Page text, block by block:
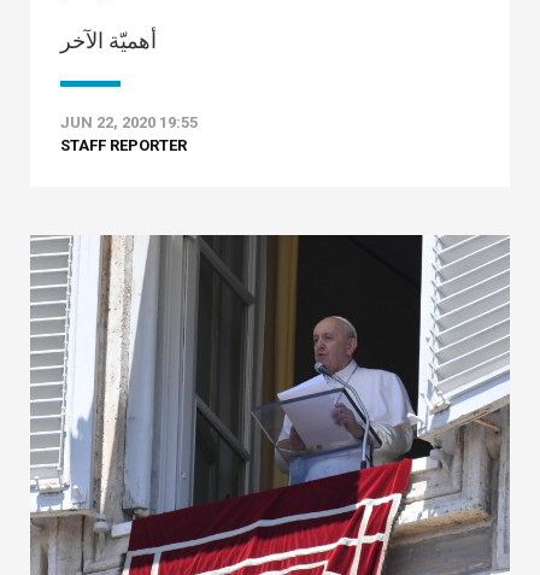
أهميّة الآخر
JUN 22, 2020 19:55
STAFF REPORTER